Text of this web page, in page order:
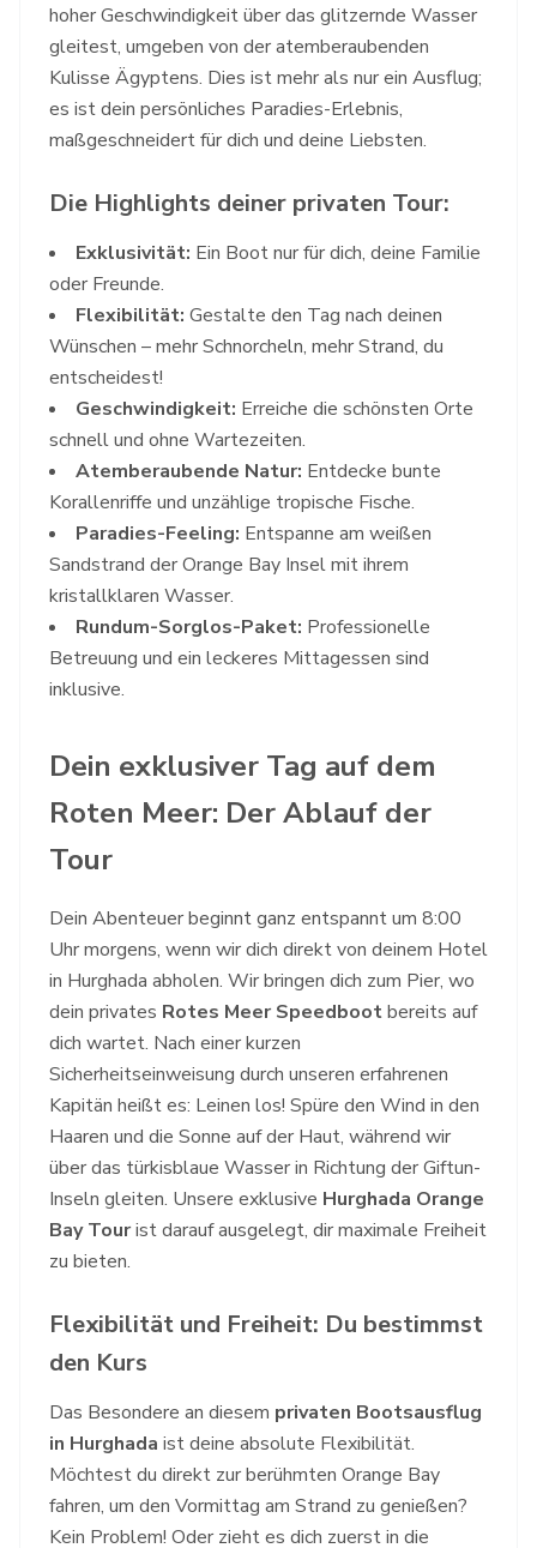
hoher Geschwindigkeit über das glitzernde Wasser
gleitest, umgeben von der atemberaubenden
Kulisse Ägyptens. Dies ist mehr als nur ein Ausflug;
es ist dein persönliches Paradies-Erlebnis,
maßgeschneidert für dich und deine Liebsten.
Die Highlights deiner privaten Tour:
Exklusivität: Ein Boot nur für dich, deine Familie
oder Freunde.
Flexibilität: Gestalte den Tag nach deinen
Wünschen – mehr Schnorcheln, mehr Strand, du
entscheidest!
Geschwindigkeit: Erreiche die schönsten Orte
schnell und ohne Wartezeiten.
Atemberaubende Natur: Entdecke bunte
Korallenriffe und unzählige tropische Fische.
Paradies-Feeling: Entspanne am weißen
Sandstrand der Orange Bay Insel mit ihrem
kristallklaren Wasser.
Rundum-Sorglos-Paket: Professionelle
Betreuung und ein leckeres Mittagessen sind
inklusive.
Dein exklusiver Tag auf dem
Roten Meer: Der Ablauf der
Tour
Dein Abenteuer beginnt ganz entspannt um 8:00
Uhr morgens, wenn wir dich direkt von deinem Hotel
in Hurghada abholen. Wir bringen dich zum Pier, wo
dein privates Rotes Meer Speedbootbereits auf
dich wartet. Nach einer kurzen
Sicherheitseinweisung durch unseren erfahrenen
Kapitän heißt es: Leinen los! Spüre den Wind in den
Haaren und die Sonne auf der Haut, während wir
über das türkisblaue Wasser in Richtung der Giftun-
Inseln gleiten. Unsere exklusive Hurghada Orange
Bay Tourist darauf ausgelegt, dir maximale Freiheit
zu bieten.
Flexibilität und Freiheit: Du bestimmst
den Kurs
Das Besondere an diesem privaten Bootsausflug
in Hurghada ist deine absolute Flexibilität.
Möchtest du direkt zur berühmten Orange Bay
fahren, um den Vormittag am Strand zu genießen?
Kein Problem! Oder zieht es dich zuerst in die